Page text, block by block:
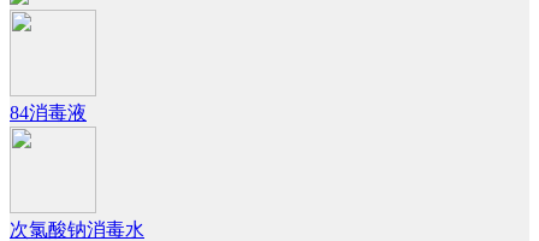
84消毒液
次氯酸钠消毒水